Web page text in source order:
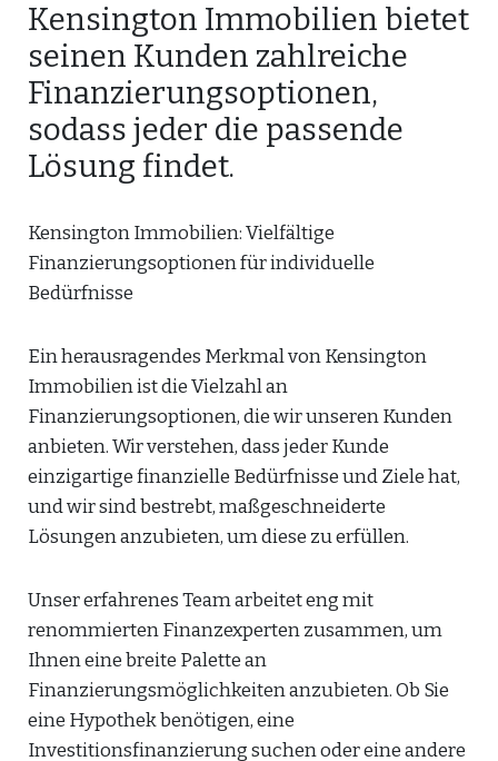
Kensington Immobilien bietet
seinen Kunden zahlreiche
Finanzierungsoptionen,
sodass jeder die passende
Lösung findet.
Kensington Immobilien: Vielfältige
Finanzierungsoptionen für individuelle
Bedürfnisse
Ein herausragendes Merkmal von Kensington
Immobilien ist die Vielzahl an
Finanzierungsoptionen, die wir unseren Kunden
anbieten. Wir verstehen, dass jeder Kunde
einzigartige finanzielle Bedürfnisse und Ziele hat,
und wir sind bestrebt, maßgeschneiderte
Lösungen anzubieten, um diese zu erfüllen.
Unser erfahrenes Team arbeitet eng mit
renommierten Finanzexperten zusammen, um
Ihnen eine breite Palette an
Finanzierungsmöglichkeiten anzubieten. Ob Sie
eine Hypothek benötigen, eine
Investitionsfinanzierung suchen oder eine andere